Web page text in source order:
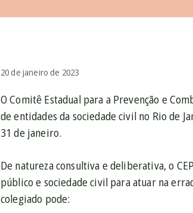
20 de janeiro de 2023
O Comitê Estadual para a Prevenção e
de entidades da sociedade civil no Rio de
31 de janeiro.
De natureza consultiva e deliberativa, o
público e sociedade civil para atuar na
colegiado pode: